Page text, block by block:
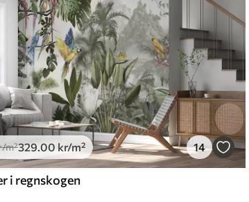
/m²329 .00 kr/m² 14
i regnskogen